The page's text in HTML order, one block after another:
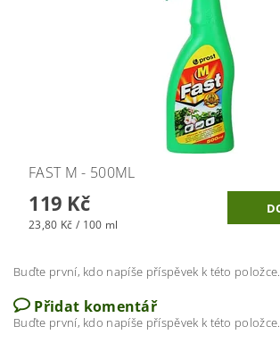
FAST M - 500ML
119 Kč
23,80 Kč / 100 ml
Buďte první, kdo napíše příspěvek k této položce.
Přidat komentář
Buďte první, kdo napíše příspěvek k této položce.